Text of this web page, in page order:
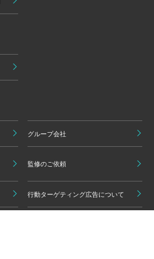
グループ会社
監修のご依頼
行動ターゲティング広告について